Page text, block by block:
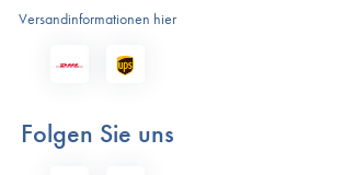
Versandinformationen hier
Folgen Sie uns